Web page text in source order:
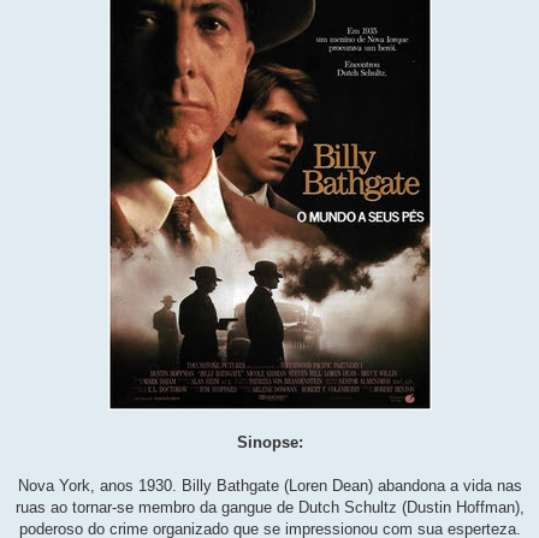
Sinopse:
Nova York, anos 1930. Billy Bathgate (Loren Dean) abandona a vida nas
ruas ao tornar-se membro da gangue de Dutch Schultz (Dustin Hoffman),
poderoso do crime organizado que se impressionou com sua esperteza.